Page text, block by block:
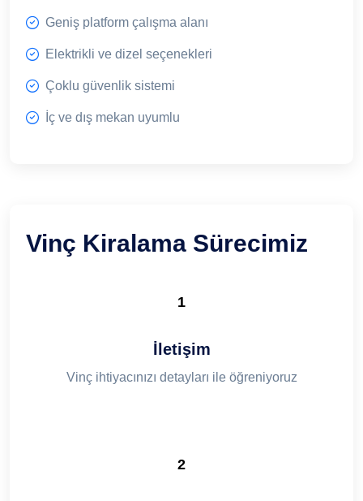
Geniş platform çalışma alanı
Elektrikli ve dizel seçenekleri
Çoklu güvenlik sistemi
İç ve dış mekan uyumlu
Vinç Kiralama Sürecimiz
1
İletişim
Vinç ihtiyacınızı detayları ile öğreniyoruz
2